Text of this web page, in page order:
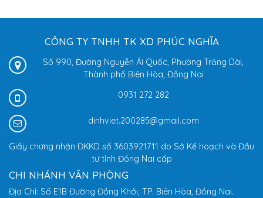
CÔNG TY TNHH TK XD PHÚC NGHĨA
Số 990, Đường Nguyễn Ái Quốc, Phường Trảng Dài,
Thành phố Biên Hòa, Đồng Nai
0931 272 282
dinhviet.200285@gmail.com
Giấy chứng nhận ĐKKD số 3603921711 do Sở Kế hoạch và Đầu
tư tỉnh Đồng Nai cấp
CHI NHÁNH VĂN PHÒNG
Địa Chỉ: Số E1B Đường Đồng Khởi, TP. Biên Hòa, Đồng Nai.